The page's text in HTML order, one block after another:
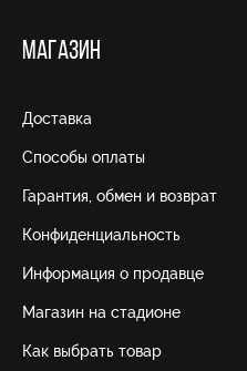
МАГАЗИН
Доставка
Способы оплаты
Гарантия, обмен и возврат
Конфиденциальность
Информация о продавце
Магазин на стадионе
Как выбрать товар